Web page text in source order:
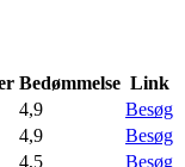
Bedømmelse Link
4,9
Besøg
4,9
Besøg
4,5
Besøg